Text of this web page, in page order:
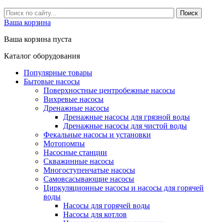
Ваша корзина
Ваша корзина пуста
Каталог оборудования
Популярные товары
Бытовые насосы
Поверхностные центробежные насосы
Вихревые насосы
Дренажные насосы
Дренажные насосы для грязной воды
Дренажные насосы для чистой воды
Фекальные насосы и установки
Мотопомпы
Насосные станции
Скважинные насосы
Многоступенчатые насосы
Самовсасывающие насосы
Циркуляционные насосы и насосы для горячей
воды
Насосы для горячей воды
Насосы для котлов